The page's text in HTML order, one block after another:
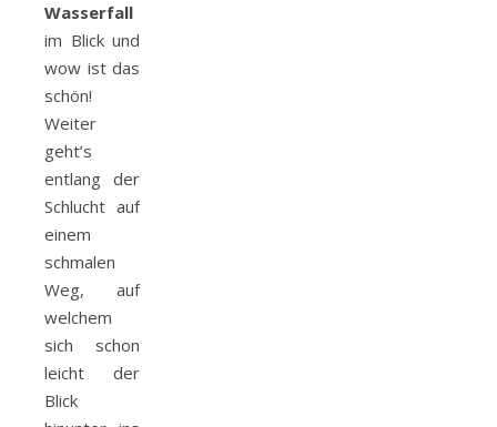
Wasserfall
im Blick und
wow ist das
schön!
Weiter
geht’s
entlang der
Schlucht auf
einem
schmalen
Weg, auf
welchem
sich schon
leicht der
Blick